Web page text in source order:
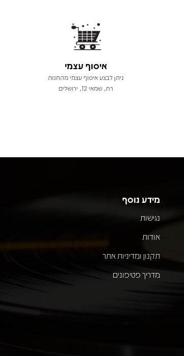
איסוף עצמי
ניתן לבצע איסוף עצמי מהחנות
רח, שמאי 12, ירושלים
מידע נוסף
נגישות
אודות
תקנון ומדיניות אתר
מדריך פטיפונים